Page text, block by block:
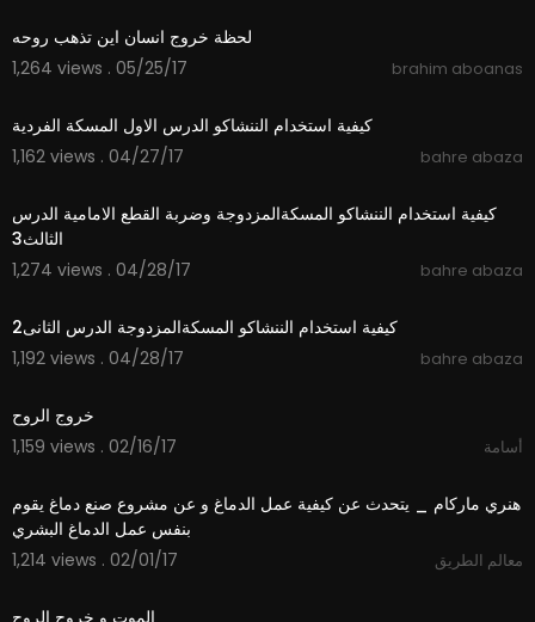
لحظة خروج انسان اين تذهب روحه
1,264 views . 05/25/17
brahim aboanas
كيفية استخدام الننشاكو الدرس الاول المسكة الفردية
1,162 views . 04/27/17
bahre abaza
كيفية استخدام الننشاكو المسكةالمزدوجة وضربة القطع الامامية الدرس
الثالث3
1,274 views . 04/28/17
bahre abaza
كيفية استخدام الننشاكو المسكةالمزدوجة الدرس الثانى2
1,192 views . 04/28/17
bahre abaza
1,159 views . 02/16/17
أسامة
‫هنري ماركام _ يتحدث عن كيفية عمل الدماغ و عن مشروع صنع دماغ يقوم
1,214 views . 02/01/17
معالم الطريق